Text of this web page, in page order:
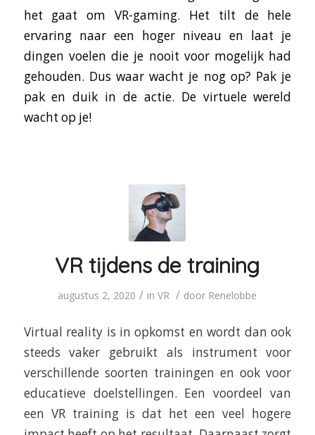
het gaat om VR-gaming. Het tilt de hele
ervaring naar een hoger niveau en laat je
dingen voelen die je nooit voor mogelijk had
gehouden. Dus waar wacht je nog op? Pak je
pak en duik in de actie. De virtuele wereld
wacht op je!
VR tijdens de training
augustus 2, 2020 / inVR / door Renelobbe
Virtual reality is in opkomst en wordt dan ook
steeds vaker gebruikt als instrument voor
verschillende soorten trainingen en ook voor
educatieve doelstellingen. Een voordeel van
een VR training is dat het een veel hogere